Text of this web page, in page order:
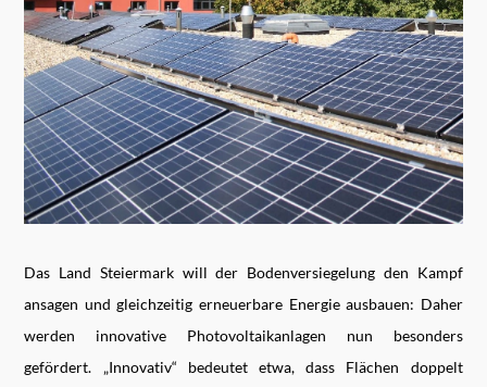
Das Land Steiermark will der Bodenversiegelung den Kampf
ansagen und gleichzeitig erneuerbare Energie ausbauen: Daher
werden innovative Photovoltaikanlagen nun besonders
gefördert. „Innovativ“ bedeutet etwa, dass Flächen doppelt